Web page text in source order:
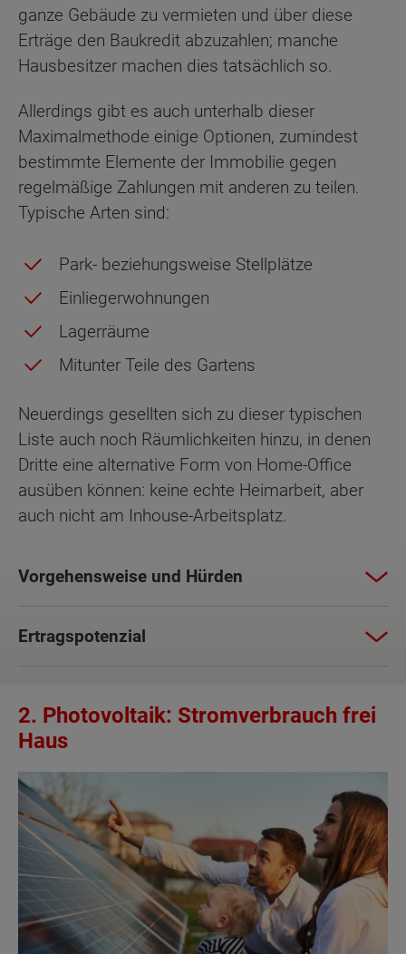
ganze Gebäude zu vermieten und über diese
Erträge den Baukredit abzuzahlen; manche
Hausbesitzer machen dies tatsächlich so.
Allerdings gibt es auch unterhalb dieser
Maximalmethode einige Optionen, zumindest
bestimmte Elemente der Immobilie gegen
regelmäßige Zahlungen mit anderen zu teilen.
Typische Arten sind:
Park- beziehungsweise Stellplätze
Einliegerwohnungen
Lagerräume
Mitunter Teile des Gartens
Neuerdings gesellten sich zu dieser typischen
Liste auch noch Räumlichkeiten hinzu, in denen
Dritte eine alternative Form von Home-Office
ausüben können: keine echte Heimarbeit, aber
auch nicht am Inhouse-Arbeitsplatz.
Vorgehensweise und Hürden
Ertragspotenzial
2. Photovoltaik: Stromverbrauch frei
Haus